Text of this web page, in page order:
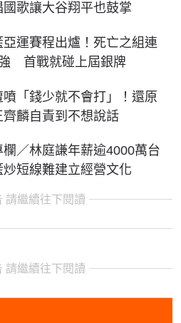
歌讓大谷翔平也鼓掌
亞運賽程出爐！死亡之組連
首戰就碰上屆銀牌
噴「錢少就不會打」！還原
齊麟自責到不想說話
欄／林庭謙年薪逾4000萬台
短線難建立經營文化
請繼續往下閱讀
請繼續往下閱讀